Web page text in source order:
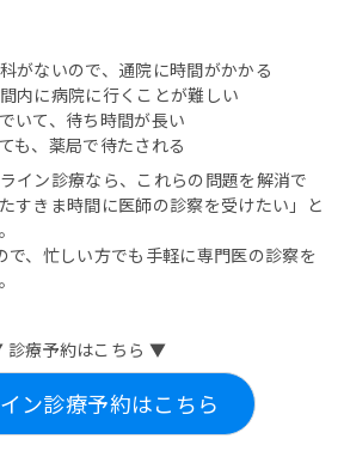
がないので、通院に時間がかかる
内に病院に行くことが難しい
いて、待ち時間が長い
も、薬局で待たされる
イン診療なら、これらの問題を解消で
すきま時間に医師の診察を受けたい」と
で、忙しい方でも手軽に専門医の診察を
療予約はこちら ▼
ン診療予約はこちら